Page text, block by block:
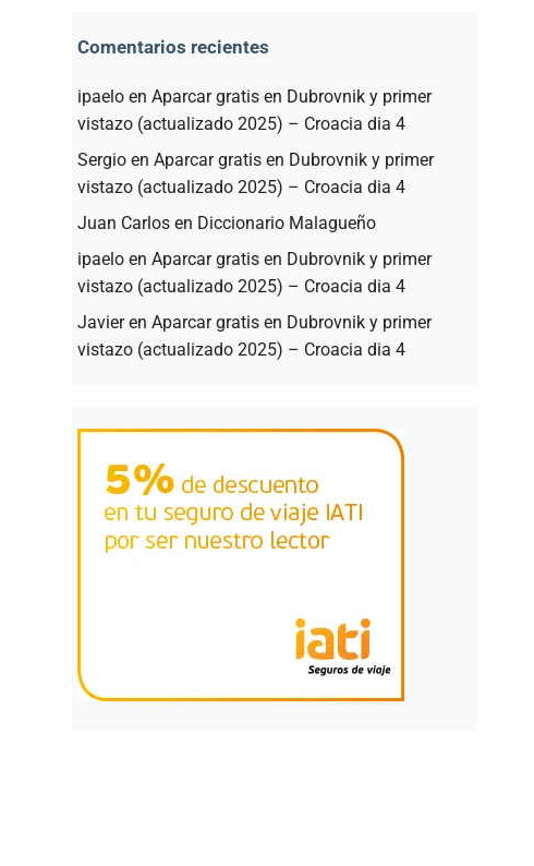
Comentarios recientes
ipaelo en Aparcar gratis en Dubrovnik y primer
vistazo (actualizado 2025) – Croacia dia 4
Sergio en Aparcar gratis en Dubrovnik y primer
vistazo (actualizado 2025) – Croacia dia 4
Juan Carlos en Diccionario Malagueño
ipaelo en Aparcar gratis en Dubrovnik y primer
vistazo (actualizado 2025) – Croacia dia 4
Javieren Aparcar gratis en Dubrovnik y primer
vistazo (actualizado 2025) – Croacia dia 4